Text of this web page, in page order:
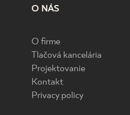
O NÁS
O firme
Tlačová kancelária
Projektovanie
Kontakt
Privacy policy